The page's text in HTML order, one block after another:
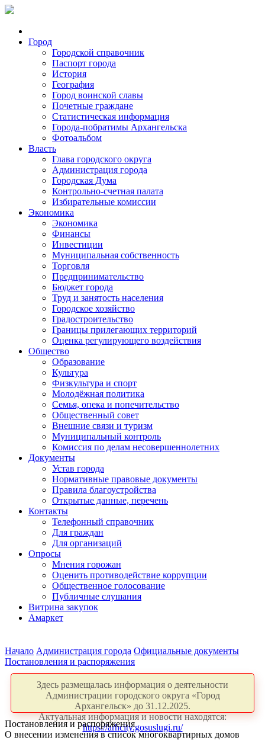
Город
Городской справочник
Паспорт города
История
География
Город воинской славы
Почетные граждане
Статистическая информация
Города-побратимы Архангельска
Фотоальбом
Власть
Глава городского округа
Администрация города
Городская Дума
Контрольно-счетная палата
Избирательные комиссии
Экономика
Экономика
Финансы
Инвестиции
Муниципальная собственность
Торговля
Предпринимательство
Бюджет города
Труд и занятость населения
Городское хозяйство
Градостроительство
Границы прилегающих территорий
Оценка регулирующего воздействия
Общество
Образование
Культура
Физкультура и спорт
Молодёжная политика
Семья, опека и попечительство
Общественный совет
Внешние связи и туризм
Муниципальный контроль
Комиссия по делам несовершеннолетних
Документы
Устав города
Нормативные правовые документы
Правила благоустройства
Открытые данные, перечень
Контакты
Телефонный справочник
Для граждан
Для организаций
Опросы
Мнения горожан
Оценить противодействие коррупции
Общественное голосование
Публичные слушания
Витрина закупок
Амаркет
Начало Администрация города Официальные документы
Постановления и распоряжения
Здесь размещалась информация о деятельности
Администрации городского округа «Город
Архангельск» до 31.12.2025.
Актуальная информация и новости находятся:
https://arhcity.gosuslugi.ru/
Постановления и распоряжения
О внесении изменения в список многоквартирных домов